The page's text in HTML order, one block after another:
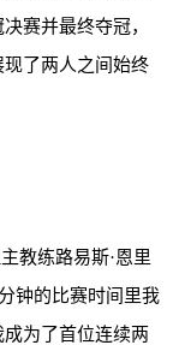
赛并最终夺冠，
了两人之间始终
教练路易斯·恩里
钟的比赛时间里我
为了首位连续两